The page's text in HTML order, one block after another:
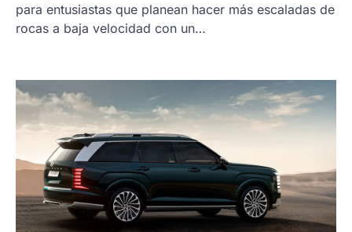
para entusiastas que planean hacer más escaladas de
rocas a baja velocidad con un…